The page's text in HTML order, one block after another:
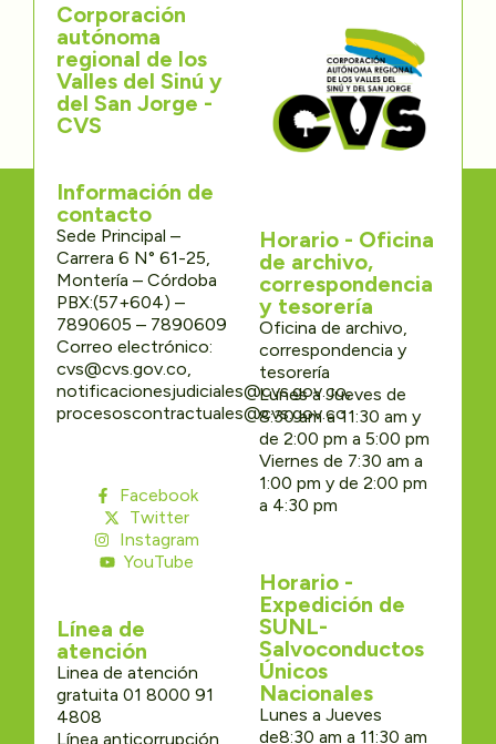
Trámites y Servicios
Contáctenos
Corporación
autónoma
regional de los
Valles del Sinú y
del San Jorge -
CVS
Información de
contacto
Sede Principal –
Carrera 6 N° 61-25,
Montería – Córdoba
PBX:(57+604) –
7890605 – 7890609
Correo electrónico:
cvs@cvs.gov.co,
notificacionesjudiciales@cvs.gov.co,
procesoscontractuales@cvs.gov.co
Facebook
Twitter
Instagram
YouTube
Línea de
atención
Linea de atención
gratuita 01 8000 91
4808
Línea anticorrupción
Horario - Oficina
de archivo,
correspondencia
y tesorería
Oficina de archivo,
correspondencia y
tesorería
Lunes a Jueves de
8:30 am a 11:30 am y
de 2:00 pm a 5:00 pm
Viernes de 7:30 am a
1:00 pm y de 2:00 pm
a 4:30 pm
Horario -
Expedición de
SUNL-
Salvoconductos
Únicos
Nacionales
Lunes a Jueves
de8:30 am a 11:30 am